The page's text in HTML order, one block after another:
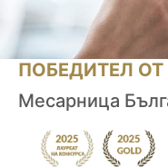
ПОБЕДИТЕЛ
Месарница